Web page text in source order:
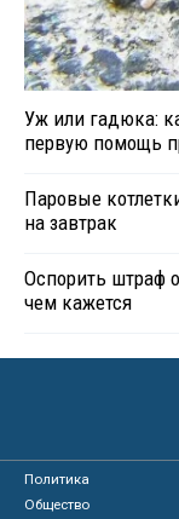
Уж или гадюка:
первую помощь
Паровые
на завтрак
Оспорить штраф
чем кажется
Политика
Общество